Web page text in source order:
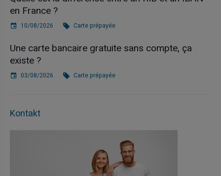
en France ?
10/08/2026 Carte prépayée
Une carte bancaire gratuite sans compte, ça
existe ?
03/08/2026 Carte prépayée
Kontakt